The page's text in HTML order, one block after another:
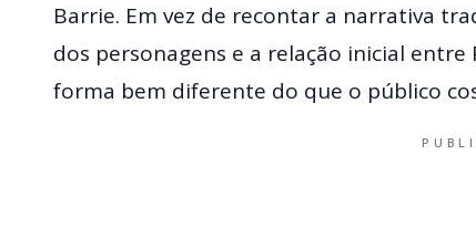
Barrie. Em vez de recontar a narrativa
dos personagens e a relação inicial
forma bem diferente do que o público